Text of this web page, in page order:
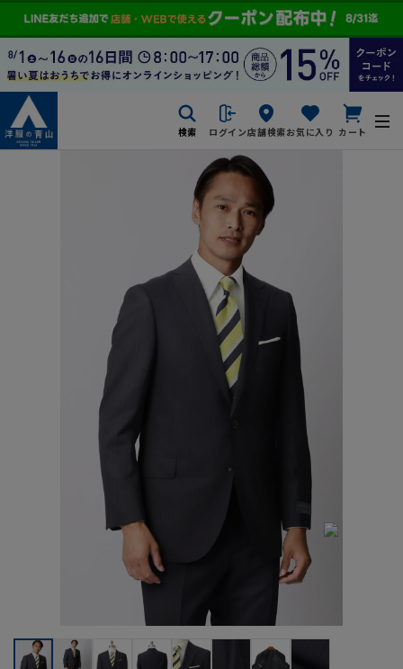
検索 ログイン店舗検索お気に入り カート